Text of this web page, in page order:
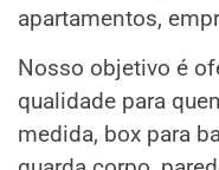
apartamentos,
Nosso objetivo é
qualidade para
medida, box para